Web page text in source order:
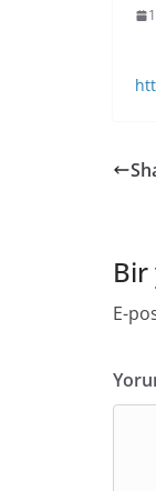
Bir
E-